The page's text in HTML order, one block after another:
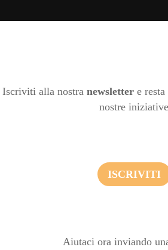
Iscriviti alla nostra newsletter e
nostre iniziative
ISCRIVITI
Aiutaci ora inviando